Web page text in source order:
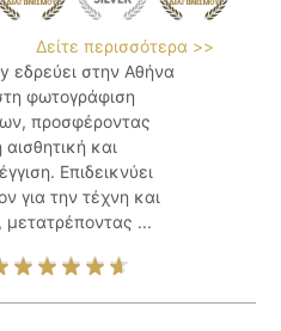
Δείτε περισσότερα >>
εδρεύει στην Αθήνα
φωτογράφιση
προσφέροντας
και
Επιδεικνύει
για την τέχνη και
μετατρέποντας ...